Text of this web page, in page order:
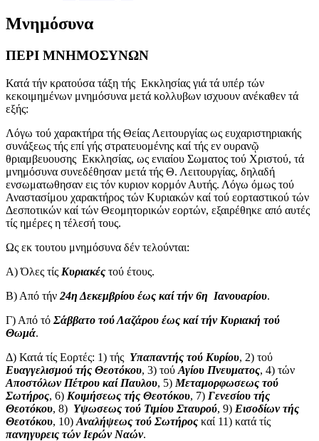
Μνημόσυνα
ΠΕΡΙ ΜΝΗΜΟΣΥΝΩΝ
Κατά τήν κρατούσα τάξη τής Εκκλησίας γιά τά υπέρ τών
κεκοιμημένων μνημόσυνα μετά κολλυβων ισχυουν ανέκαθεν τά
εξής:
Λόγω τού χαρακτήρα τής Θείας Λειτουργίας ως ευχαριστηριακής
συνάξεως τής επί γής στρατευομένης καί τής εν ουρανῷ
θριαμβευουσης Εκκλησίας, ως ενιαίου Σωματος τού Χριστού, τά
μνημόσυνα συνεδέθησαν μετά τής Θ. Λειτουργίας, δηλαδή
ενσωματωθησαν εις τόν κυριον κορμόν Αυτής. Λόγω όμως τού
Αναστασίμου χαρακτήρος τών Κυριακών καί τού εορταστικού τών
Δεσποτικών καί τών Θεομητορικών εορτών, εξαιρέθηκε από αυτές
τίς ημέρες η τέλεσή τους.
Ως εκ τουτου μνημόσυνα δέν τελούνται:
Α) Όλες τίς Κυριακές τού έτους.
Β) Από τήν 24η Δεκεμβρίου έως καί τήν 6η Ιανουαρίου.
Γ) Από τό Σάββατο τού Λαζάρου έως καί τήν Κυριακή τού
Θωμά.
Δ) Κατά τίς Εορτές: 1) τής Υπαπαντής τού Κυρίου, 2) τού
Ευαγγελισμού τής Θεοτόκου, 3) τού Αγίου Πνευματος, 4) τών
Αποστόλων Πέτρου καί Παυλου, 5) Μεταμορφωσεως τού
Σωτήρος, 6) Κοιμήσεως τής Θεοτόκου, 7) Γενεσίου τής
Θεοτόκου, 8) Υψωσεως τού Τιμίου Σταυρού, 9) Εισοδίων τής
Θεοτόκου, 10) Αναλήψεως τού Σωτήρος καί 11) κατά τίς
πανηγυρεις τών Ιερών Ναών.